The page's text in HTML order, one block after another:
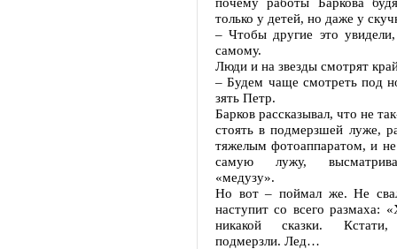
только у детей, но даже у
– Чтобы другие это
самому.
Люди и на звезды смотрят
– Будем чаще смотреть под
зять Петр.
Барков рассказывал, что не
стоять в подмерзшей луже,
тяжелым фотоаппаратом, и не
самую лужу,
«медузу».
Но вот – поймал же. Не
наступит со всего размаха:
никакой сказки.
подмерзли. Лед…